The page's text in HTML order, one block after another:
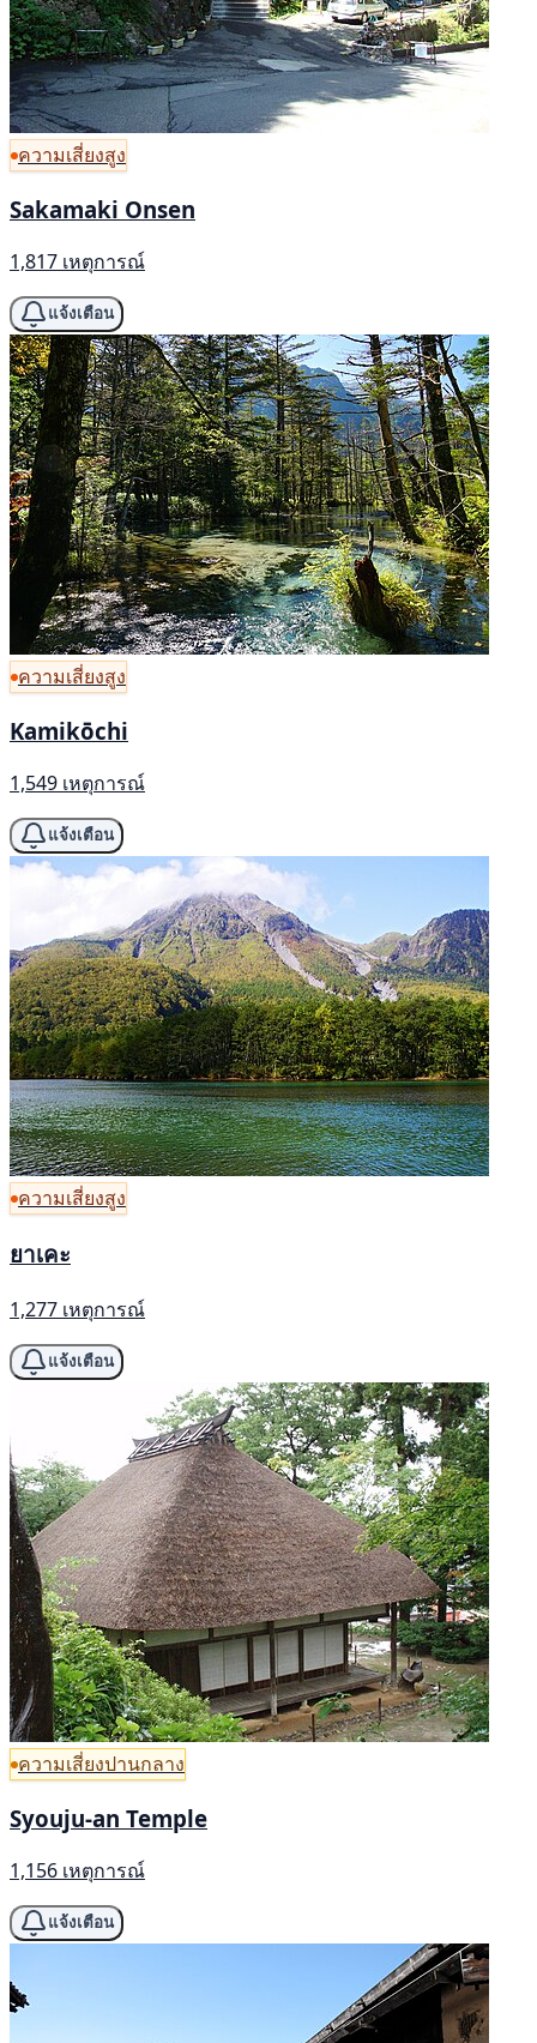
ความเสี่ยงสูง
Sakamaki Onsen
1,817 เหตุการณ์
แจ้งเตือน
ความเสี่ยงสูง
Kamikōchi
1,549 เหตุการณ์
แจ้งเตือน
ความเสี่ยงสูง
ยาเคะ
1,277 เหตุการณ์
แจ้งเตือน
ความเสี่ยงปานกลาง
Syouju-an Temple
1,156 เหตุการณ์
แจ้งเตือน